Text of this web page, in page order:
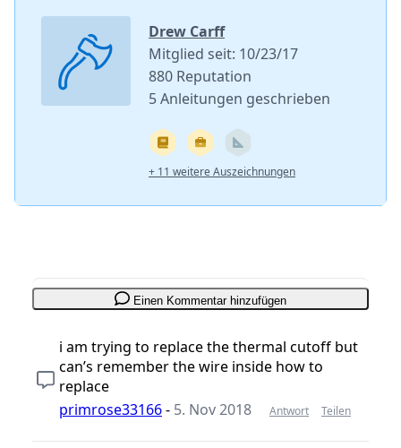
Drew Carff
Mitglied seit: 10/23/17
880 Reputation
5 Anleitungen geschrieben
+ 11 weitere Auszeichnungen
Einen Kommentar hinzufügen
i am trying to replace the thermal cutoff but
can’s remember the wire inside how to
replace
primrose33166- 5. Nov 2018 Antwort Teilen